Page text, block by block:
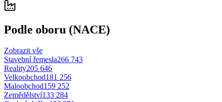
Podle oboru (NACE)
Zobrazit vše
Stavební řemesla266 743
Reality205 646
Velkoobchod181 256
Maloobchod159 252
Zemědělství133 284